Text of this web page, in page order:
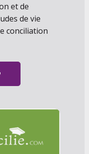
et de
de vie
conciliation